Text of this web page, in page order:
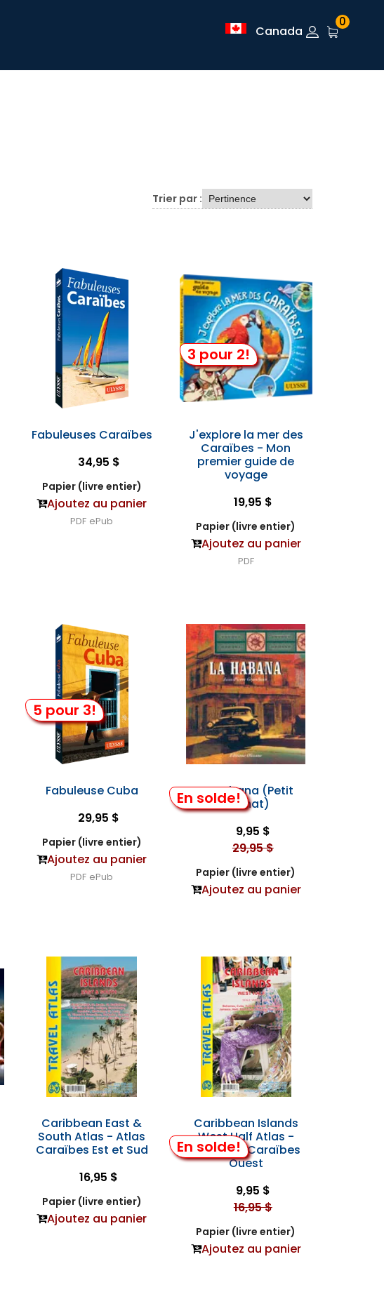
Canada
0
Trier par :
Fabuleuses Caraïbes
34,95 $
Papier (livre entier)
Ajoutez au panier
PDF ePub
3 pour 2!
J'explore la mer des
Caraïbes - Mon
premier guide de
voyage
19,95 $
Papier (livre entier)
Ajoutez au panier
PDF
5 pour 3!
Fabuleuse Cuba
29,95 $
Papier (livre entier)
Ajoutez au panier
PDF ePub
En solde!
La Habana (Petit
Format)
9,95 $
29,95 $
Papier (livre entier)
Ajoutez au panier
Caribbean East &
South Atlas - Atlas
Caraïbes Est et Sud
16,95 $
Papier (livre entier)
Ajoutez au panier
En solde!
Caribbean Islands
West Half Atlas -
Atlas des Caraïbes
Ouest
9,95 $
16,95 $
Papier (livre entier)
Ajoutez au panier